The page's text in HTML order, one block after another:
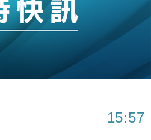
萬點後回穩 全周仍升近2%
帥 玩具「反」斗城亞洲CEO蔡德
收跌 連挫7周創逾3年最長跌勢
入市撐日圓 4月單日斥6.28萬億
15:57